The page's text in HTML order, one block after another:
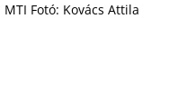
MTI Fotó: Kovács Attila